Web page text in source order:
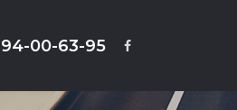
00-63-95